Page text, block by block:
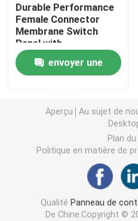
Contact à membrane de
Contact à membrane de
Contact à membrane PCB
Panneau de
Claviers numériques en
Durable Performance
Female Connector
Membrane Switch
Panel with
Customizable
Embossing and 4-LEG
Metal Dome
envoyer une
Aperçu Au sujet de
Plan
Politique en matière de
Qualité Panneau de
De Chine.Copyright ©